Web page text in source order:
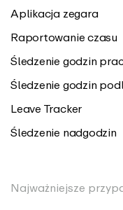
Aplikacja zegara
Raportowanie czasu
Śledzenie godzin
Śledzenie godzin
Leave Tracker
Śledzenie nadgodzin
Najważniejsze